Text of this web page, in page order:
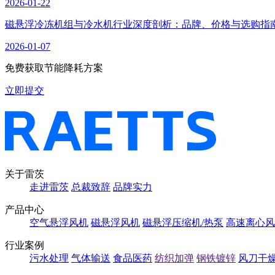
2026-01-22
磁悬浮冷冻机组与冷水机行业深度剖析：品牌、价格与选购指
2026-01-07
免费获取节能降耗方案
立即提交
关于雷茨
走进雷茨 总裁致辞 品牌实力
产品中心
空气悬浮风机 磁悬浮风机 磁悬浮压缩机/热泵 高速离心
行业案例
污水处理 气体输送 食品医药 纺织加弹 钢铁镀锌 风刀干